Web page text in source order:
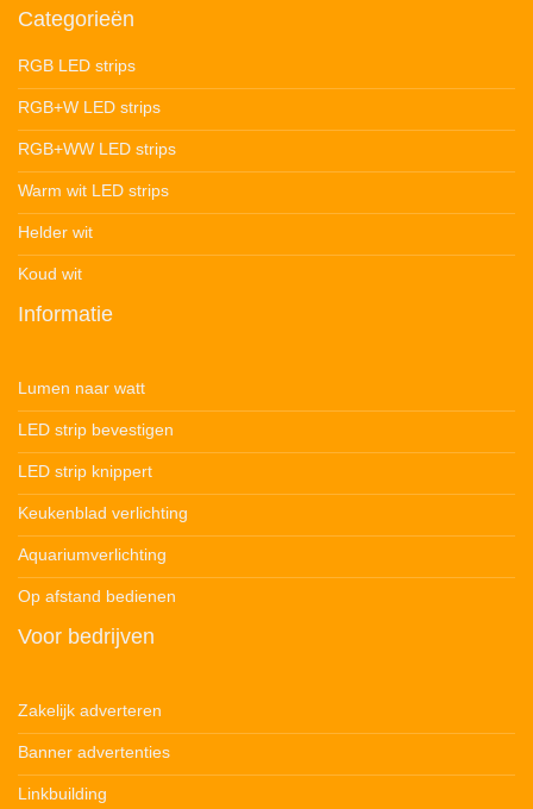
Categorieën
RGB LED strips
RGB+W LED strips
RGB+WW LED strips
Warm wit LED strips
Helder wit
Koud wit
Informatie
Lumen naar watt
LED strip bevestigen
LED strip knippert
Keukenblad verlichting
Aquariumverlichting
Op afstand bedienen
Voor bedrijven
Zakelijk adverteren
Banner advertenties
Linkbuilding